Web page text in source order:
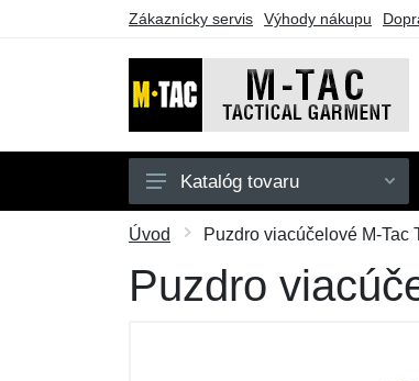
Zákaznícky servis Výhody nákupu
Pánske
Dámske
Katalóg tovaru
Úvod Puzdro viacúčelové M-Tac
Puzdro